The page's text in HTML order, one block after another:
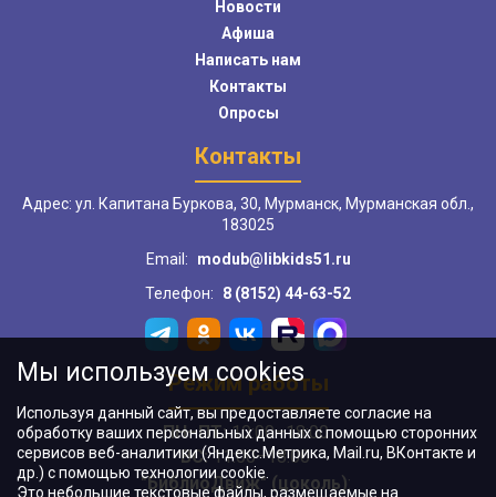
Новости
Афиша
Написать нам
Контакты
Опросы
Контакты
Адрес: ул. Капитана Буркова, 30, Мурманск, Мурманская обл.,
183025
Email:
modub@libkids51.ru
Телефон:
8 (8152) 44-63-52
Режим работы
ПН–ПТ:10:00–18:00
ВС:11:00–18:00
"БиблиоДвиж" (цоколь):
Мы используем cookies
Используя данный сайт, вы предоставляете согласие на
обработку ваших персональных данных с помощью сторонних
сервисов веб-аналитики (Яндекс.Метрика, Mail.ru, ВКонтакте и
др.) с помощью технологии cookie.
Это небольшие текстовые файлы, размещаемые на